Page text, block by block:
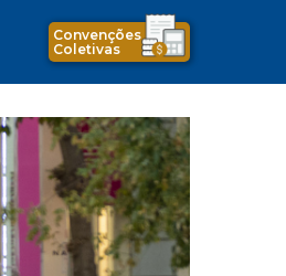
Convenções
Coletivas